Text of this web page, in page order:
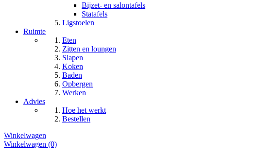
Bijzet- en salontafels
Statafels
Ligstoelen
Ruimte
Eten
Zitten en loungen
Slapen
Koken
Baden
Opbergen
Werken
Advies
Hoe het werkt
Bestellen
Winkelwagen
Winkelwagen (0)